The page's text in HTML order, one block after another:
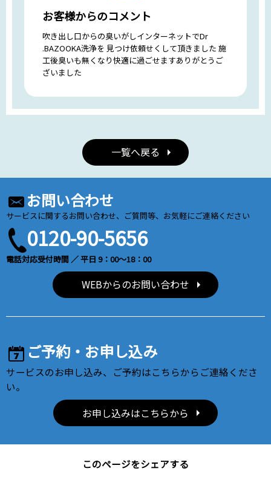
お客様からのコメント
吹き出し口からの臭いがしインターネットでDr
.BAZOOKA洗浄を 見つけ依頼せくして頂きました 施
工後臭いも無くなり快適に過ごせますありがとうご
ざいました
一覧へ戻る
お問い合わせ
サービスに関するお問い合わせ、ご質問等、お気軽にご連絡ください
0120-90-5656
電話対応受付時間 ／ 平日 9：00～18：00
WEBからのお問い合わせ
ご予約・お申し込み
サービスのお申し込み、ご予約はこちらからご連絡くださ
い。
お申し込みはこちらから
このページをシェアする